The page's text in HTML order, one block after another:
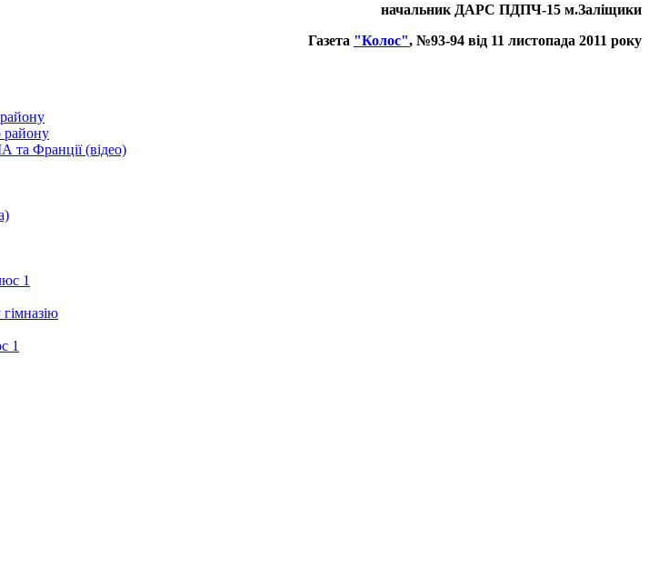
начальник ДАРС ПДПЧ-15 м.Заліщики
Газета "Колос", №93-94 від 11 листопада 2011 року
району
та Франції (відео)
1
1